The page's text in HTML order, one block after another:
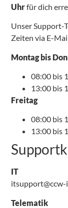
Uhrfür dich
Unser Support-
Zeiten via E-
Montag bis
08:00 bis
13:00 bis
Freitag
08:00 bis
13:00 bis
IT
itsupport@ccw-
Telematik